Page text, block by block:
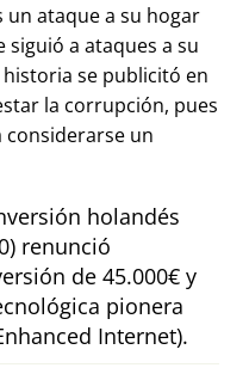
ataque a su hogar
siguió a ataques a su
historia se publicitó en
la corrupción, pues
un
holandés
renunció
de 45.000€ y
pionera
Internet).